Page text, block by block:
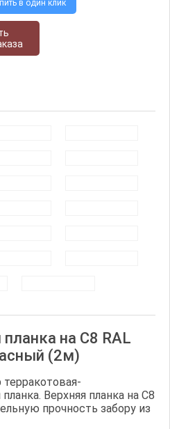
в один клик
планка на С8 RAL
(2м)
терракотовая-
Верхняя планка на С8
прочность забору из